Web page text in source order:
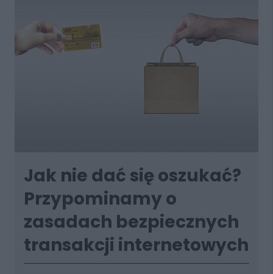
Jak nie dać się oszukać?
Przypominamy o
zasadach bezpiecznych
transakcji internetowych